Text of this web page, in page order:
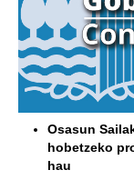
Osasun
hobetzeko
hau